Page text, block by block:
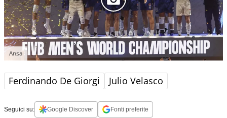
Ansa
Ferdinando De Giorgi Julio Velasco
Seguici su: Google Discover Fonti preferite